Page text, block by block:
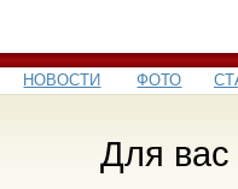
НОВОСТИ ФОТО
Для вас